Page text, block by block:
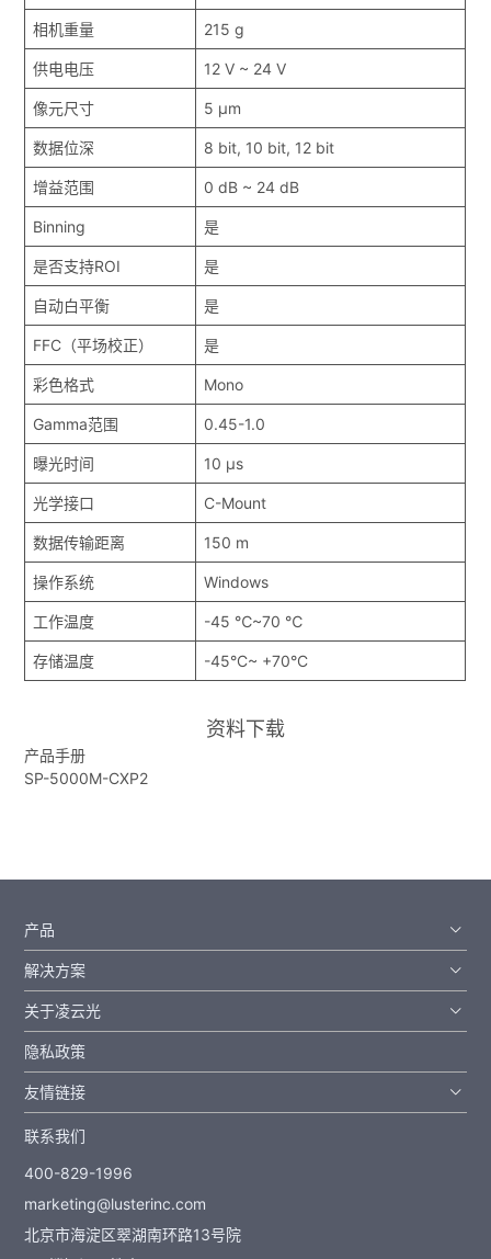
相机重量 215 g
供电电压 12 V ~ 24 V
像元尺寸 5 μm
数据位深 8 bit, 10 bit, 12 bit
增益范围 0 dB ~ 24 dB
Binning 是
是否支持ROI 是
自动白平衡 是
FFC（平场校正） 是
彩色格式 Mono
Gamma范围 0.45-1.0
曝光时间 10 μs
光学接口 C-Mount
数据传输距离 150 m
操作系统 Windows
工作温度 -45 ℃~70 ℃
存储温度 -45°C~ +70°C
资料下载
产品手册
SP-5000M-CXP2
产品
解决方案
关于凌云光
隐私政策
友情链接
联系我们
400-829-1996
marketing@lusterinc.com
北京市海淀区翠湖南环路13号院